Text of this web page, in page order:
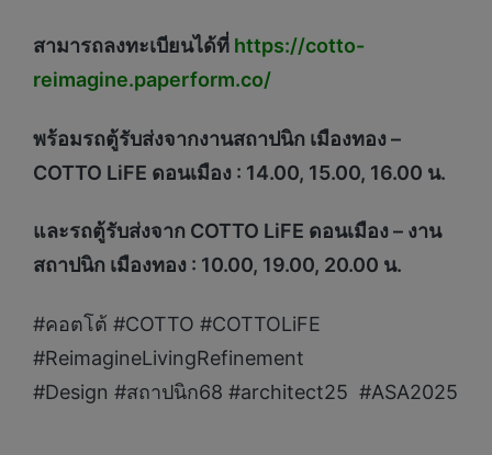
สามารถลงทะเบียนได้ที่ https://cotto-
reimagine.paperform.co/
พร้อมรถตู้รับส่งจากงานสถาปนิก เมืองทอง–
COTTO LiFE ดอนเมือง : 14.00, 15.00, 16.00 น.
และรถตู้รับส่งจาก COTTO LiFE ดอนเมือง – งาน
สถาปนิก เมืองทอง : 10.00, 19.00, 20.00 น.
#คอตโต้ #COTTO #COTTOLiFE
#ReimagineLivingRefinement
#Design #สถาปนิก68 #architect25 #ASA2025